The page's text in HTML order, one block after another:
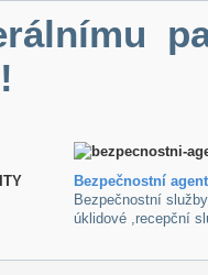
Bezpečnostní
Bezpečnostní
úklidové ,recepční